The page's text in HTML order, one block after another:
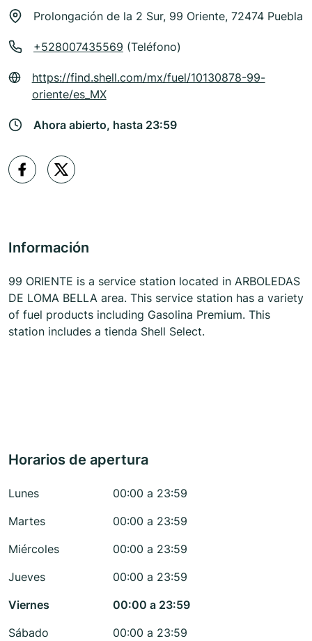
Prolongación de la 2 Sur, 99 Oriente, 72474 Puebla
+528007435569 (Teléfono)
https://find.shell.com/mx/fuel/10130878-99-
oriente/es_MX
Ahora abierto, hasta 23:59
Información
99 ORIENTE is a service station located in ARBOLEDAS
DE LOMA BELLA area. This service station has a variety
of fuel products including Gasolina Premium. This
station includes a tienda Shell Select.
Horarios de apertura
Lunes
00:00 a 23:59
Martes
00:00 a 23:59
Miércoles
00:00 a 23:59
Jueves
00:00 a 23:59
Viernes
00:00 a 23:59
Sábado
00:00 a 23:59